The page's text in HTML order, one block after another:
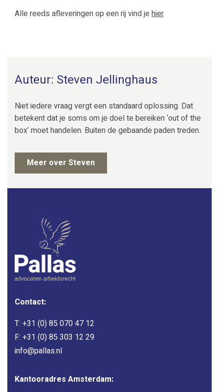
Alle reeds afleveringen op een rij vind jehier.
Auteur: Steven Jellinghaus
Niet iedere vraag vergt een standaard oplossing. Dat
betekent dat je soms om je doel te bereiken ‘out of the
box’ moet handelen. Buiten de gebaande paden treden.
Meer over Steven
Contact:
T: +31 (0) 85 070 47 12
F: +31 (0) 85 303 12 29
info@pallas.nl
Kantooradres Amsterdam: